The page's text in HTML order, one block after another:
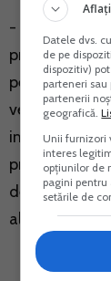
- modificarea
privind
persoanelor
veniturilor
impozitul pe
prevazute de
determina
alin.(2) lit.b)
Datele dvs.
de pe
dispozitiv)
parteneri
partenerii
geografică.
Unii furnizori
interes
opțiunilor de
pagini
setările de